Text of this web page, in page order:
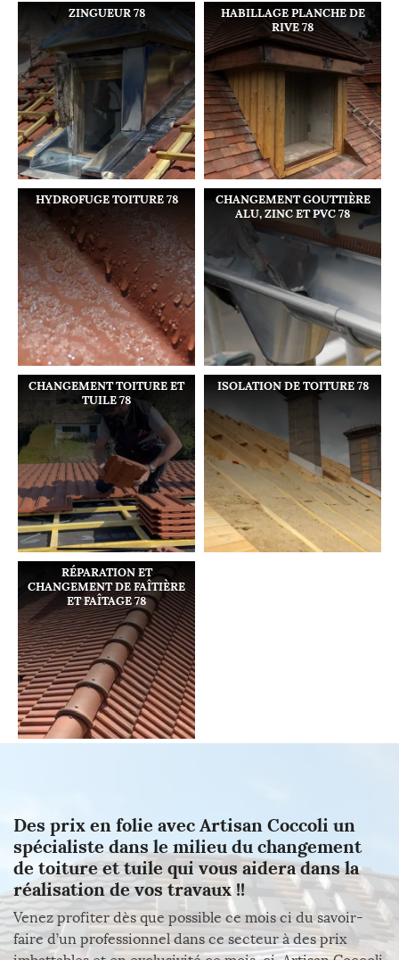
ZINGUEUR 78
HABILLAGE PLANCHE DE
RIVE 78
HYDROFUGE TOITURE 78
CHANGEMENT GOUTTIÈRE
ALU, ZINC ET PVC 78
CHANGEMENT TOITURE ET
TUILE 78
ISOLATION DE TOITURE 78
RÉPARATION ET
CHANGEMENT DE FAÎTIÈRE
ET FAÎTAGE 78
Des prix en folie avec Artisan Coccoli un
spécialiste dans le milieu du changement
de toiture et tuile qui vous aidera dans la
réalisation de vos travaux !!
Venez profiter dès que possible ce mois ci du savoir-
faire d’un professionnel dans ce secteur à des prix